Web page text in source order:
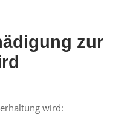
zur
wird: